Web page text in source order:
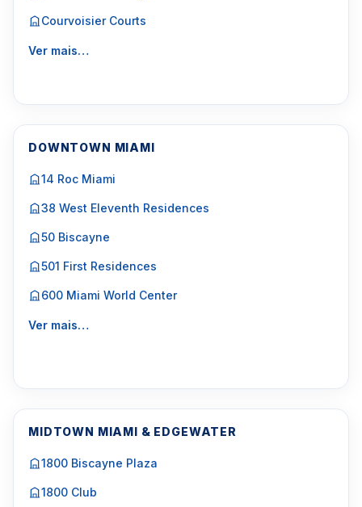
Courvoisier Courts
Ver mais…
DOWNTOWN MIAMI
14 Roc Miami
38 West Eleventh Residences
50 Biscayne
501 First Residences
600 Miami World Center
Ver mais…
MIDTOWN MIAMI & EDGEWATER
1800 Biscayne Plaza
1800 Club